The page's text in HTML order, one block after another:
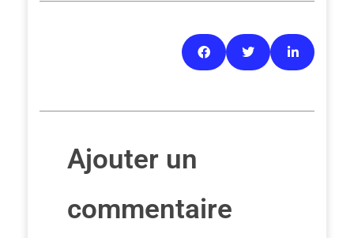
Ajouter un
commentaire